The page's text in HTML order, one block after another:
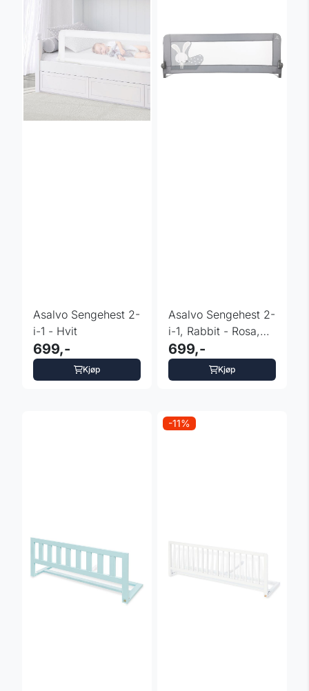
Asalvo Sengehest 2-
i-1 - Hvit
699,-
Kjøp
Asalvo Sengehest 2-
i-1, Rabbit - Rosa,
Grå
699,-
Kjøp
-11%